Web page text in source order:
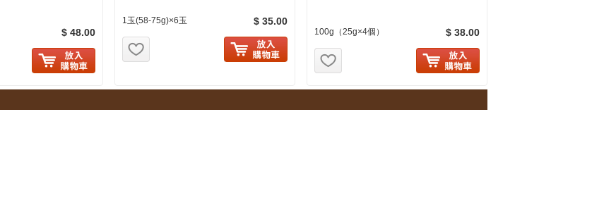
$ 48.00
1玉(58-75g)×6玉 $ 35.00
100g（25g×4個） $ 38.00